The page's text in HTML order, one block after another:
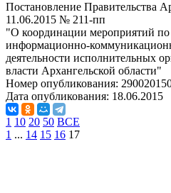
Постановление Правительства
11.06.2015 № 211-пп
"О координации мероприятий
информационно-
деятельности исполнительных
власти Архангельской области"
Номер опубликования:
Дата опубликования: 18.06.2015
1 10 20 50 ВСЕ
1 ... 14 15 16 17